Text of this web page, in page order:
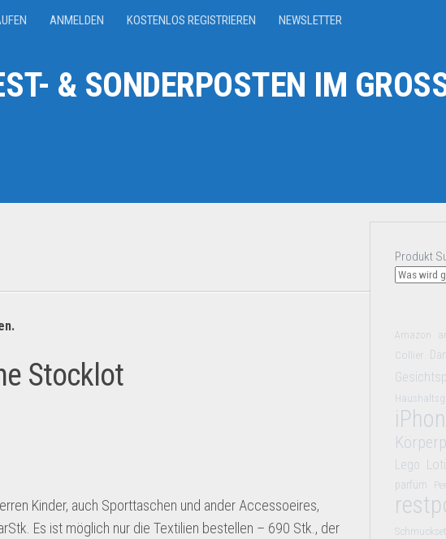
ANMELDEN KOSTENLOS REGISTRIEREN NEWSLETTER
& SONDERPOSTEN IM
Stocklot
Kinder, auch Sporttaschen und ander Accessoeires,
Es ist möglich nur die Textilien bestellen – 690 Stk., der
Produkt
Amazon
Collier
Lego
parfüm
Schmuckset